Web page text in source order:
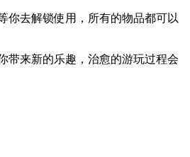
你去解锁使用，所有的物品都可以
带来新的乐趣，治愈的游玩过程会